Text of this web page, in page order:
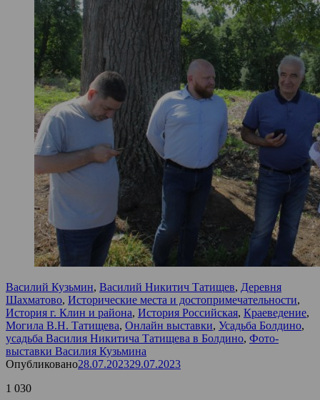
Василий Кузьмин, Василий Никитич Татищев, Деревня
Шахматово, Исторические места и достопримечательности,
История г. Клин и района, История Российская, Краеведение,
Могила В.Н. Татищева, Онлайн выставки, Усадьба Болдино,
усадьба Василия Никитича Татищева в Болдино, Фото-
выставки Василия Кузьмина
Опубликовано28.07.202329.07.2023
1 030